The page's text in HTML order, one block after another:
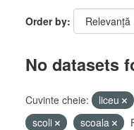
Order by
No datasets
Cuvinte cheie: liceu
scoli
scoala